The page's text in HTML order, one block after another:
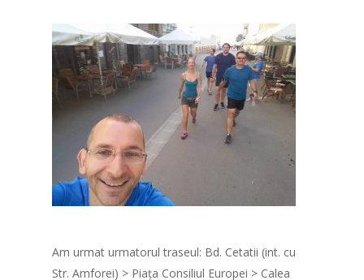
Am urmat urmatorul traseul: Bd. Cetatii (int. cu
Str. Amforei) > Piața Consiliul Europei > Calea